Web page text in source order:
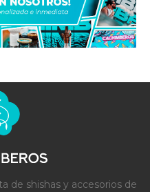
de shishas y accesorios de